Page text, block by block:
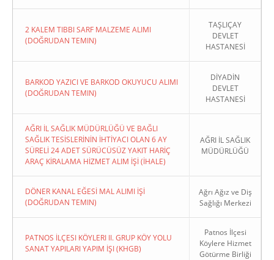
2 KALEM TIBBI SARF MALZEME ALIMI
(DOĞRUDAN TEMIN)
TAŞLIÇAY
DEVLET
HASTANESİ
BARKOD YAZICI VE BARKOD OKUYUCU ALIMI
(DOĞRUDAN TEMIN)
DİYADİN
DEVLET
HASTANESİ
AĞRI İL SAĞLIK MÜDÜRLÜĞÜ VE BAĞLI
SAĞLIK TESİSLERİNİN İHTİYACI OLAN 6 AY
SÜRELİ 24 ADET SÜRÜCÜSÜZ YAKIT HARİÇ
ARAÇ KİRALAMA HİZMET ALIM İŞİ (İHALE)
AĞRI İL SAĞLIK
MÜDÜRLÜĞÜ
DÖNER KANAL EĞESİ MAL ALIMI İŞİ
(DOĞRUDAN TEMIN)
Ağrı Ağız ve Diş
Sağlığı Merkezi
PATNOS İLÇESI KÖYLERI II. GRUP KÖY YOLU
SANAT YAPILARI YAPIM İŞI (KHGB)
Patnos İlçesi
Köylere Hizmet
Götürme Birliği